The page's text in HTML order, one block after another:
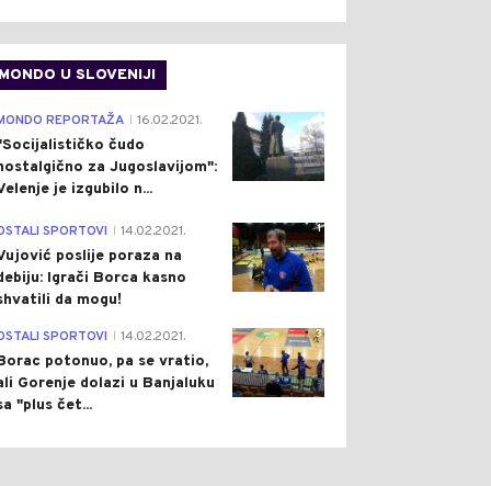
MONDO U SLOVENIJI
4
REPORTAŽA 16.02.2021.
čudo
za Jugoslavijom":
je izgubilo n...
1
SPORTOVI 14.02.2021.
poslije poraza na
Igrači Borca kasno
da mogu!
3
SPORTOVI 14.02.2021.
potonuo, pa se vratio,
Gorenje dolazi u Banjaluku
"plus čet...